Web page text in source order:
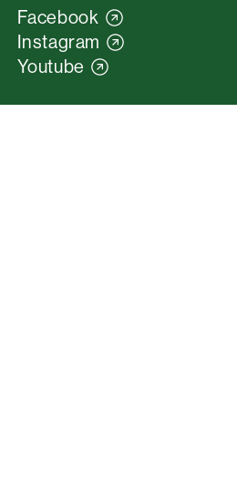
Facebook
Instagram
Youtube